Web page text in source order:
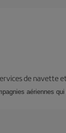
de navette
aériennes